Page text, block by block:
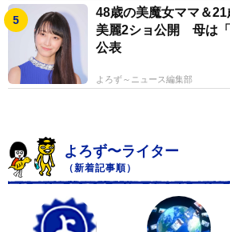
48歳の美魔女ママ＆
美麗2ショ公開 母は
公表
よろず～ニュース編集部
よろず〜ライター
（新着記事順）